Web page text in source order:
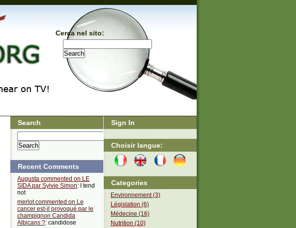
Cerca nel sito:
Sign In
Choisir langue:
Categories
Environnement (3)
Législation (6)
Médecine (16)
Nutrition (10)
Search
Recent Comments
Augusta commented on LE
SIDA par Sylvie Simon: I tend
not
merlot commented on Le
cancer est-il provoqué par le
champignon Candida
Albicans ?: candidose